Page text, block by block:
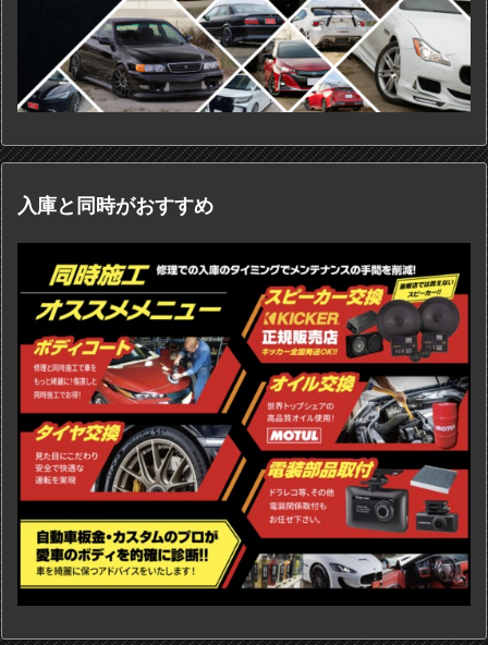
入庫と同時がおすすめ